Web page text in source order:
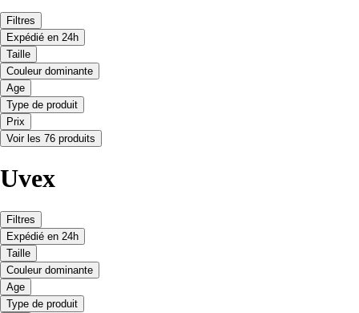
Filtres
Expédié en 24h
Taille
Couleur dominante
Age
Type de produit
Prix
Voir les 76 produits
Uvex
Filtres
Expédié en 24h
Taille
Couleur dominante
Age
Type de produit